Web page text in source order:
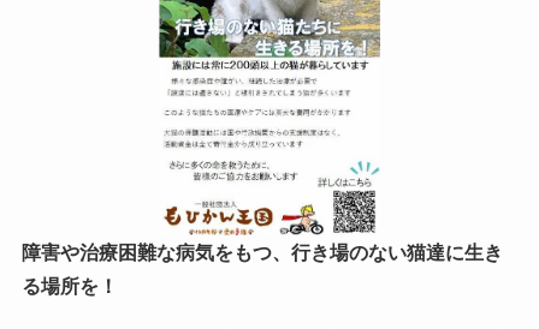
障害や治療困難な病気をもつ、行き場のない猫達に生き
る場所を！